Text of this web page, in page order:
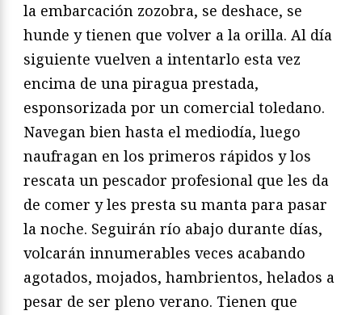
la embarcación zozobra, se deshace, se
hunde y tienen que volver a la orilla. Al día
siguiente vuelven a intentarlo esta vez
encima de una piragua prestada,
esponsorizada por un comercial toledano.
Navegan bien hasta el mediodía, luego
naufragan en los primeros rápidos y los
rescata un pescador profesional que les da
de comer y les presta su manta para pasar
la noche. Seguirán río abajo durante días,
volcarán innumerables veces acabando
agotados, mojados, hambrientos, helados a
pesar de ser pleno verano. Tienen que